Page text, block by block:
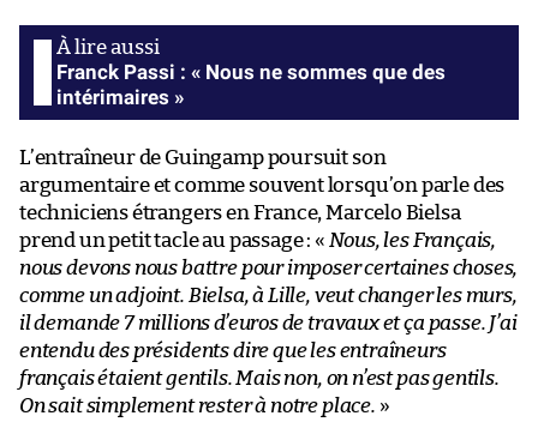
Franck Passi : « Nous ne sommes que des
intérimaires »
L’entraîneur de Guingamp poursuit son
argumentaire et comme souvent lorsqu’on parle des
techniciens étrangers en France, Marcelo Bielsa
prend un petit tacle au passage : « Nous, les Français,
nous devons nous battre pour imposer certaines choses,
comme un adjoint. Bielsa, à Lille, veut changer les murs,
il demande 7 millions d’euros de travaux et ça passe. J’ai
entendu des présidents dire que les entraîneurs
français étaient gentils. Mais non, on n’est pas gentils.
On sait simplement rester à notre place. »